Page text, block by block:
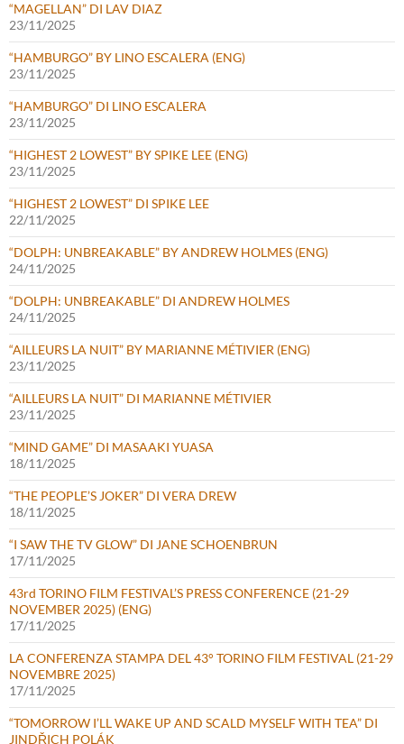
“MAGELLAN” DI LAV DIAZ
23/11/2025
“HAMBURGO” BY LINO ESCALERA (ENG)
23/11/2025
“HAMBURGO” DI LINO ESCALERA
23/11/2025
“HIGHEST 2 LOWEST” BY SPIKE LEE (ENG)
23/11/2025
“HIGHEST 2 LOWEST” DI SPIKE LEE
22/11/2025
“DOLPH: UNBREAKABLE” BY ANDREW HOLMES (ENG)
24/11/2025
“DOLPH: UNBREAKABLE” DI ANDREW HOLMES
24/11/2025
“AILLEURS LA NUIT” BY MARIANNE MÉTIVIER (ENG)
23/11/2025
“AILLEURS LA NUIT” DI MARIANNE MÉTIVIER
23/11/2025
“MIND GAME” DI MASAAKI YUASA
18/11/2025
“THE PEOPLE’S JOKER” DI VERA DREW
18/11/2025
“I SAW THE TV GLOW” DI JANE SCHOENBRUN
17/11/2025
43rd TORINO FILM FESTIVAL’S PRESS CONFERENCE (21-29
NOVEMBER 2025) (ENG)
17/11/2025
LA CONFERENZA STAMPA DEL 43° TORINO FILM FESTIVAL (21-29
NOVEMBRE 2025)
17/11/2025
“TOMORROW I’LL WAKE UP AND SCALD MYSELF WITH TEA” DI
JINDŘICH POLÁK